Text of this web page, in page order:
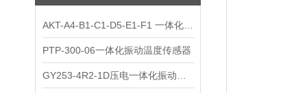
PTP-300-06一体化振动温度传感器